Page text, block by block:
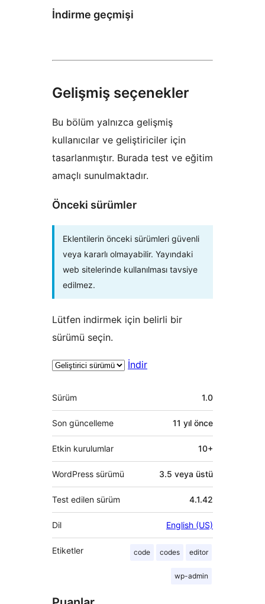
İndirme geçmişi
Gelişmiş seçenekler
Bu bölüm yalnızca gelişmiş
kullanıcılar ve geliştiriciler için
tasarlanmıştır. Burada test ve eğitim
amaçlı sunulmaktadır.
Önceki sürümler
Eklentilerin önceki sürümleri güvenli
veya kararlı olmayabilir. Yayındaki
web sitelerinde kullanılması tavsiye
edilmez.
Lütfen indirmek için belirli bir
sürümü seçin.
İndir
Meta
Sürüm 1.0
Son güncelleme 11 yıl önce
Etkin kurulumlar 10+
WordPress sürümü 3.5 veya üstü
Test edilen sürüm 4.1.42
Dil English (US)
Etiketler code codes editor
wp-admin